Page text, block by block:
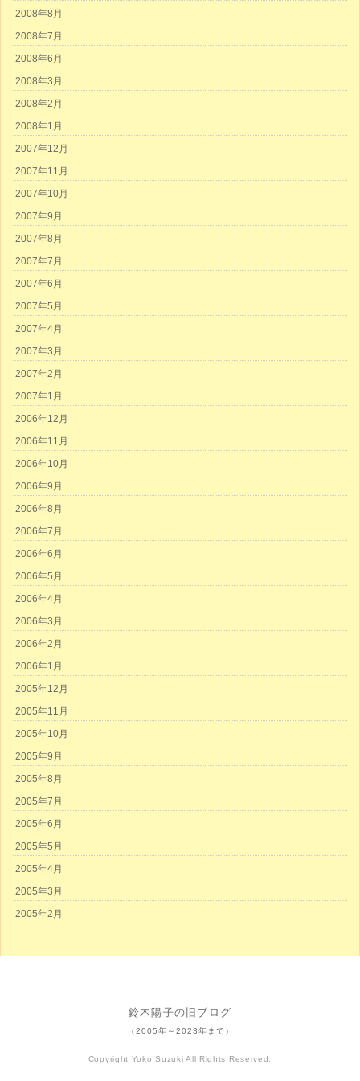
2008年8月
2008年7月
2008年6月
2008年3月
2008年2月
2008年1月
2007年12月
2007年11月
2007年10月
2007年9月
2007年8月
2007年7月
2007年6月
2007年5月
2007年4月
2007年3月
2007年2月
2007年1月
2006年12月
2006年11月
2006年10月
2006年9月
2006年8月
2006年7月
2006年6月
2006年5月
2006年4月
2006年3月
2006年2月
2006年1月
2005年12月
2005年11月
2005年10月
2005年9月
2005年8月
2005年7月
2005年6月
2005年5月
2005年4月
2005年3月
2005年2月
鈴木陽子の旧ブログ
（2005年～2023年まで）
Copyright Yoko Suzuki All Rights Reserved.